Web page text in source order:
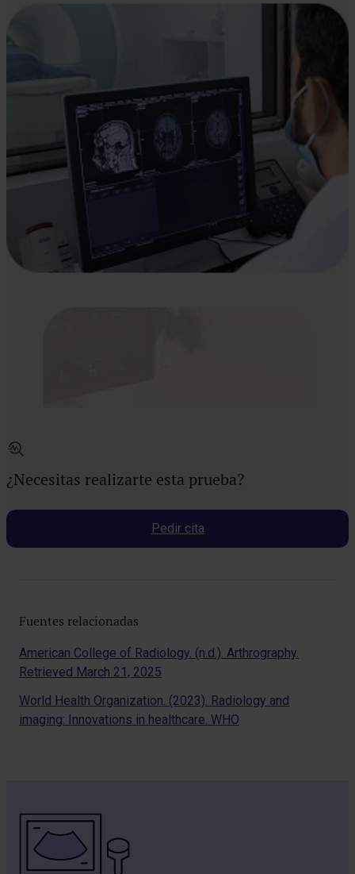
¿Necesitas realizarte esta prueba?
Pedir cita
Fuentes relacionadas
American College of Radiology. (n.d.). Arthrography.
Retrieved March 21, 2025
World Health Organization. (2023). Radiology and
imaging: Innovations in healthcare. WHO